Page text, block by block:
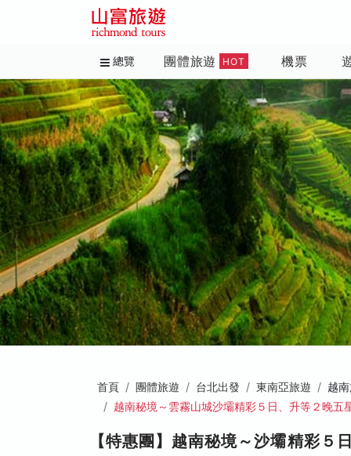
總覽 團體旅遊 HOT 機票
首頁 團體旅遊 台北出發 東南亞旅遊
越
越南秘境～雲霧山城沙壩精彩５日、升等２晚五
【特惠團】越南秘境～沙壩精彩５